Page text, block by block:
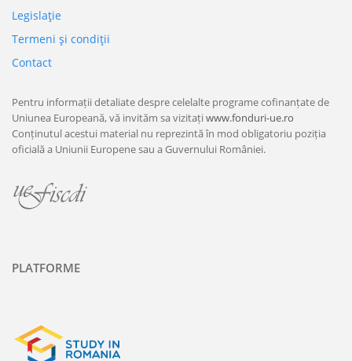
Legislaţie
Termeni şi condiţii
Contact
Pentru informații detaliate despre celelalte programe cofinanțate de
Uniunea Europeană, vă invităm sa vizitațiwww.fonduri-ue.ro
Conținutul acestui material nu reprezintă în mod obligatoriu poziția
oficială a Uniunii Europene sau a Guvernului României.
PLATFORME